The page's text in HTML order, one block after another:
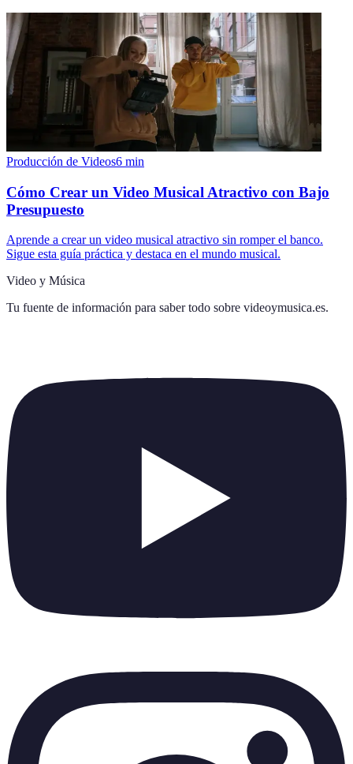
Producción de Videos6 min
Cómo Crear un Video Musical Atractivo con Bajo
Presupuesto
Aprende a crear un video musical atractivo sin romper el banco.
Sigue esta guía práctica y destaca en el mundo musical.
Video y Música
Tu fuente de información para saber todo sobre videoymusica.es.